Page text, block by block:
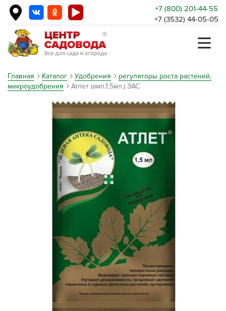
+7 (800) 201-44-55
+7 (3532) 44-05-05
Главная Каталог Удобрения
регуляторы роста растений,
микроудобрения
Атлет (амп.1,5мл.) ЗАС